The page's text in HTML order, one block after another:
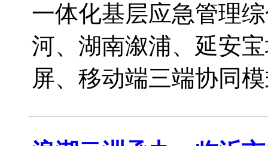
一体化基层应急管理
河、湖南溆浦、延安
屏、移动端三端协同